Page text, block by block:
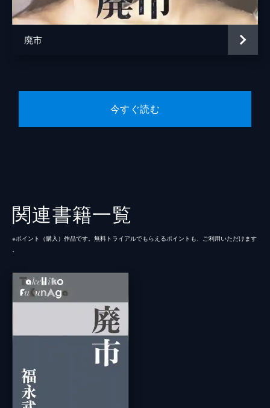
廃市
今すぐ読む
関連書籍一覧
※ポイント（購⼊）作品です。無料トライアルでもらえるポイントも、ご利⽤いただけます
。